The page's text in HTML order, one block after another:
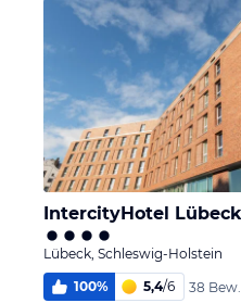
IntercityHotel Lübeck
Lübeck, Schleswig-Holstein
100% 5,4/6 38 Bew.